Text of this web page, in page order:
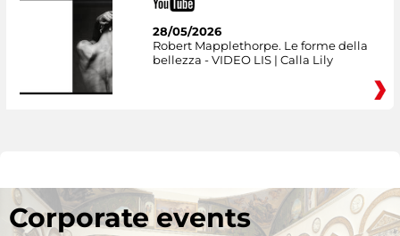
28/05/2026
Robert Mapplethorpe. Le forme della
bellezza - VIDEO LIS | Calla Lily
Corporate events